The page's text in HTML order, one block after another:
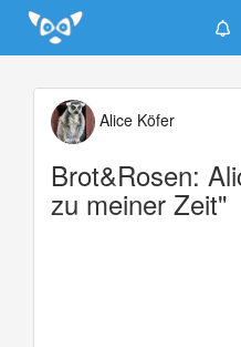
Update cookies preferences
Alice Köfer
Brot&Rosen:
zu meiner Zeit"